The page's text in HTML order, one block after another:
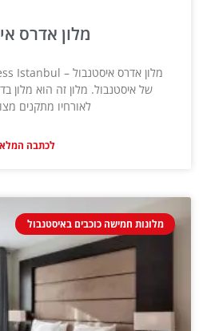
מלון אדרס
של איסטנבול. מלון זה הוא מלון
לאורחיו מתקנים
לכתבה
מלונות חמישה כוכבים באיסטנבול